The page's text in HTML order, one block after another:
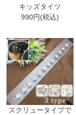
キッズタイツ
990円(税込)
スクリュータイプで